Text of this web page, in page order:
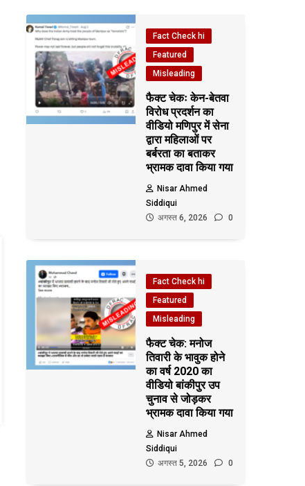
Fact Check hi
Featured
Misleading
फैक्ट चेकः केन-बेतवा
विरोध प्रदर्शन का
वीडियो मणिपुर में सेना
द्वारा महिलाओं पर
बर्बरता का बताकर
भ्रामक दावा किया गया
Nisar Ahmed
Siddiqui
अगस्त 6, 2026
0
Fact Check hi
Featured
Misleading
फैक्ट चेक: मनोज
तिवारी के भावुक होने
का वर्ष 2020 का
वीडियो बांकीपुर उप
चुनाव से जोड़कर
भ्रामक दावा किया गया
Nisar Ahmed
Siddiqui
अगस्त 5, 2026
0